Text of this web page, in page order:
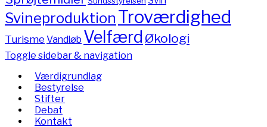
Svineproduktion Troværdighed
TurismeVandløb Velfærd Økologi
Toggle sidebar & navigation
Værdigrundlag
Bestyrelse
Stifter
Debat
Kontakt